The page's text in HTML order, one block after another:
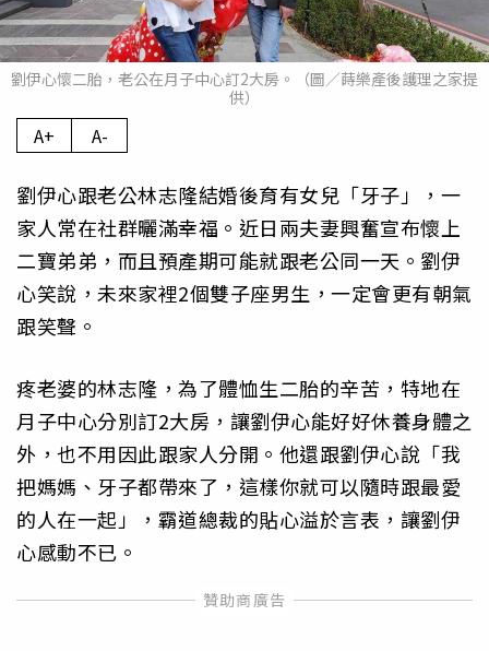
劉伊心懷二胎，老公在月子中心訂2大房。（圖／蒔樂產後護理之家提
供）
A+ A-
劉伊心跟老公林志隆結婚後育有女兒「牙子」，一
家人常在社群曬滿幸福。近日兩夫妻興奮宣布懷上
二寶弟弟，而且預產期可能就跟老公同一天。劉伊
心笑說，未來家裡2個雙子座男生，一定會更有朝氣
跟笑聲。
疼老婆的林志隆，為了體恤生二胎的辛苦，特地在
月子中心分別訂2大房，讓劉伊心能好好休養身體之
外，也不用因此跟家人分開。他還跟劉伊心說「我
把媽媽、牙子都帶來了，這樣你就可以隨時跟最愛
的人在一起」，霸道總裁的貼心溢於言表，讓劉伊
心感動不已。